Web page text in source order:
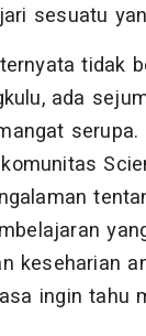
sesuatu
tidak
ada
serupa.
keseharian
ingin tahu